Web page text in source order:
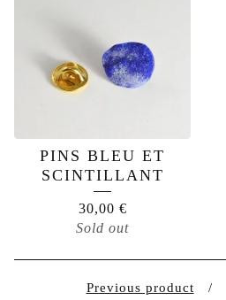
PINS BLEU ET
SCINTILLANT
30,00 €
Sold out
Previous product